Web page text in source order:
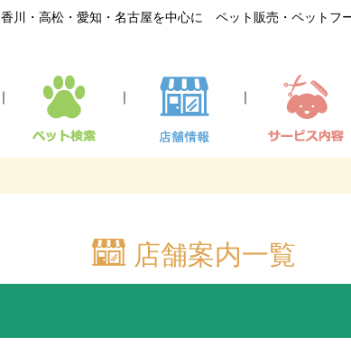
香川・高松・愛知・名古屋を中心に ペット販売・ペットフ
｜ ｜ ｜
店舗案内一覧